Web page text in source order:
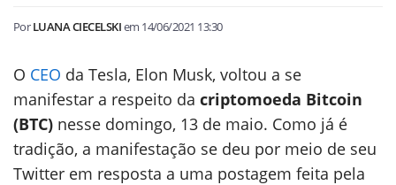
PorLUANA CIECELSKIem 14/06/2021 13:30
O CEO da Tesla, Elon Musk, voltou a se
manifestar a respeito da criptomoeda Bitcoin
(BTC) nesse domingo, 13 de maio. Como já é
tradição, a manifestação se deu por meio de seu
Twitter em resposta a uma postagem feita pela